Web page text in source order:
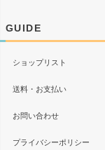
GUIDE
ショップリスト
送料・お支払い
お問い合わせ
プライバシーポリシー